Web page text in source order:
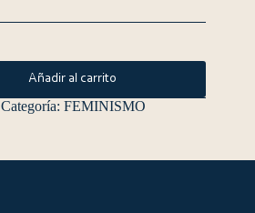
Añadir al carrito
Categoría: FEMINISMO